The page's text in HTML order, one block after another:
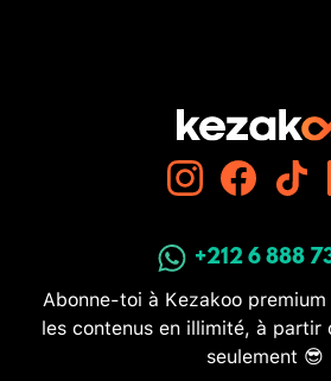
+212 6 888
Abonne-toi à Kezakoo
les contenus en illimité, à partir
seulement 😎